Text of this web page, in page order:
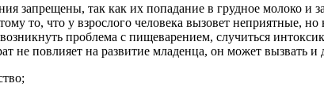
запрещены, так как их попадание в грудное молоко
то, что у взрослого человека вызовет
проблема с пищеварением, случиться
не повлияет на развитие младенца, он может вызвать